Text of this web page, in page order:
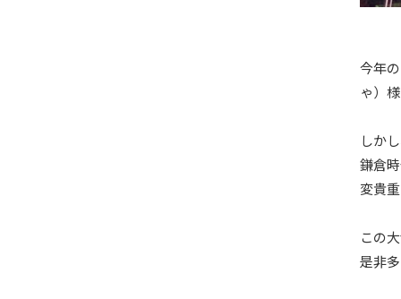
今年
ゃ）
しか
鎌倉
変貴
この
是非